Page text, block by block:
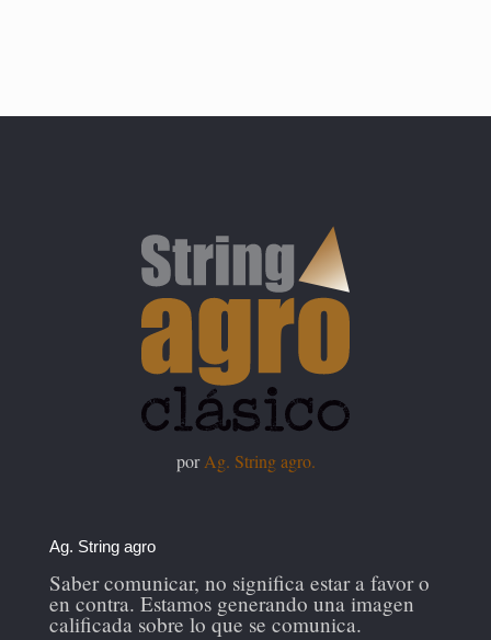
porAg. String agro.
Ag. String agro
Saber comunicar, no significa estar a favor o
en contra. Estamos generando una imagen
calificada sobre lo que se comunica.